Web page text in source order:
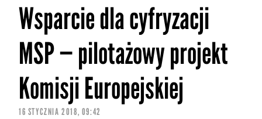
Wsparcie dla cyfryzacji
MSP — pilotażowy projekt
Komisji Europejskiej
16 STYCZNIA 2018, 09:42